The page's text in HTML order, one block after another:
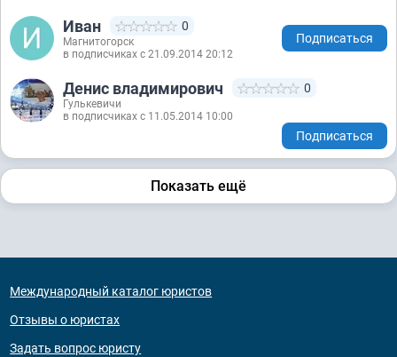
Иван 0
Магнитогорск
в подписчиках с 21.09.2014 20:12
Подписаться
Денис владимирович 0
Гулькевичи
в подписчиках с 11.05.2014 10:00
Подписаться
Показать ещё
Международный каталог юристов
Отзывы о юристах
Задать вопрос юристу